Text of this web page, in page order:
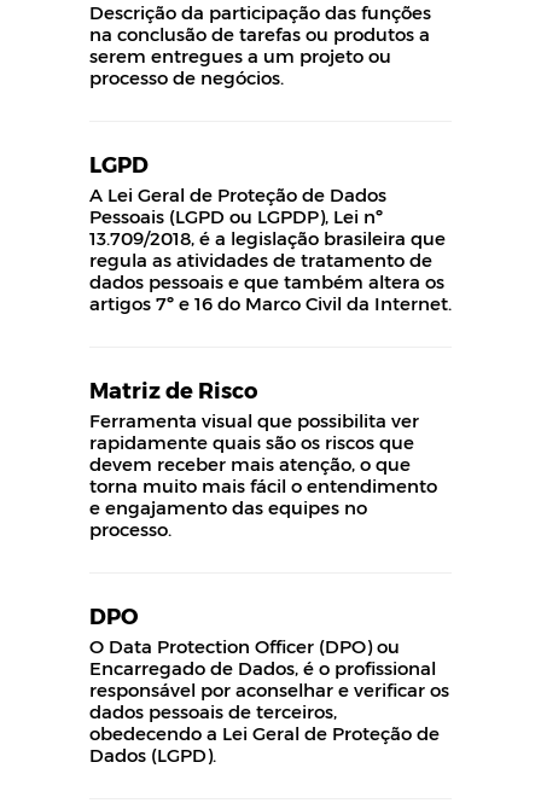
Descrição da participação das funções
na conclusão de tarefas ou produtos a
serem entregues a um projeto ou
processo de negócios.
LGPD
A Lei Geral de Proteção de Dados
Pessoais (LGPD ou LGPDP), Lei nº
13.709/2018, é a legislação brasileira que
regula as atividades de tratamento de
dados pessoais e que também altera os
artigos 7º e 16 do Marco Civil da Internet.
Matriz de Risco
Ferramenta visual que possibilita ver
rapidamente quais são os riscos que
devem receber mais atenção, o que
torna muito mais fácil o entendimento
e engajamento das equipes no
processo.
DPO
O Data Protection Officer (DPO) ou
Encarregado de Dados, é o profissional
responsável por aconselhar e verificar os
dados pessoais de terceiros,
obedecendo a Lei Geral de Proteção de
Dados (LGPD).